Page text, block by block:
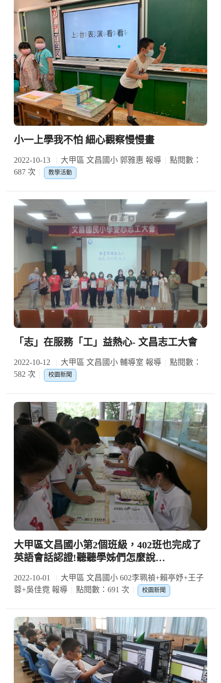
小一上學我不怕 細心觀察慢慢畫
2022-10-13 大甲區 文昌國小 郭雅惠 報導
點閱數：
687 次
教學活動
「志」在服務「工」益熱心- 文昌志工大會
2022-10-12 大甲區 文昌國小 輔導室 報導
點閱數：
582 次
校園新聞
大甲區文昌國小第2個班級，402班也完成了
英語會話認證!聽聽學姊們怎麼說…
2022-10-01
大甲區 文昌國小 602李珮禎+賴亭妤+王子
蓉+吳佳霓 報導
點閱數：691 次 校園新聞